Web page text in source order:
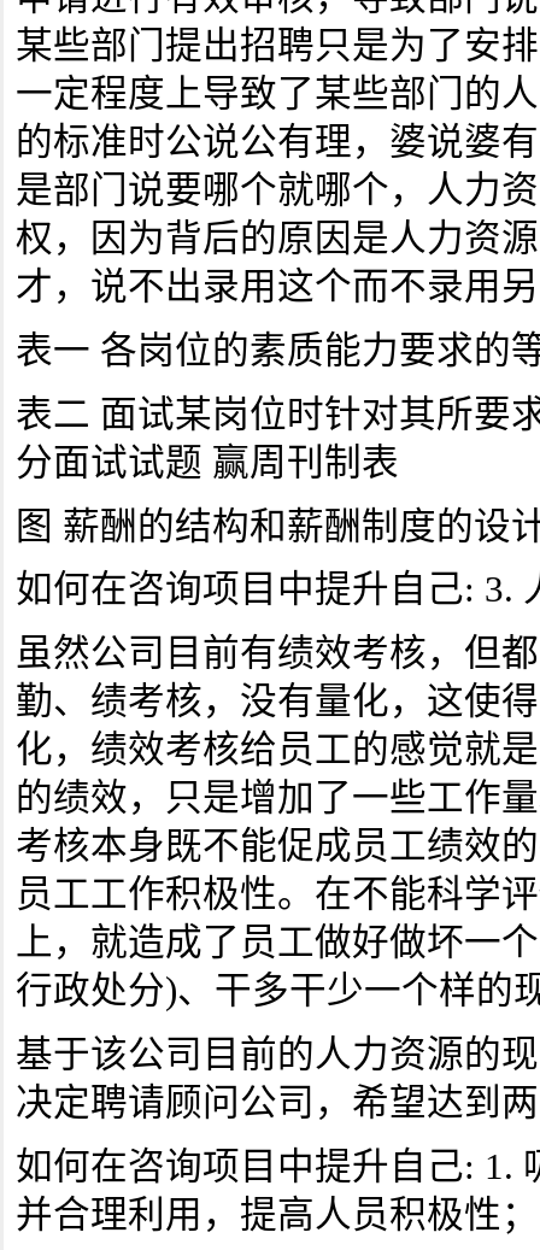
某些部门提出招聘只是为了安
一定程度上导致了某些部门的
的标准时公说公有理，婆说婆
是部门说要哪个就哪个，人力
权，因为背后的原因是人力资
才，说不出录用这个而不录用
表一 各岗位的素质能力要求的
表二 面试某岗位时针对其所要
分面试试题 赢周刊制表
图 薪酬的结构和薪酬制度的设
如何在咨询项目中提升自己: 3.
虽然公司目前有绩效考核，但
勤、绩考核，没有量化，这使
化，绩效考核给员工的感觉就
的绩效，只是增加了一些工作
考核本身既不能促成员工绩效
员工工作积极性。在不能科学
上，就造成了员工做好做坏一
行政处分)、干多干少一个样的
基于该公司目前的人力资源的
决定聘请顾问公司，希望达到
如何在咨询项目中提升自己: 1.
并合理利用，提高人员积极性；